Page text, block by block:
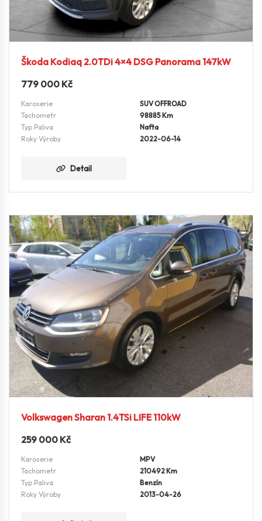
Škoda Kodiaq 2.0TDi 4×4 DSG Panorama 147kW
779 000 Kč
Karoserie
SUV OFFROAD
Tachometr
98885 Km
Typ Paliva
Nafta
Roky Výroby
2022-06-14
Detail
Volkswagen Sharan 1.4TSi LIFE 110kW
259 000 Kč
Karoserie
MPV
Tachometr
210492 Km
Typ Paliva
Benzín
Roky Výroby
2013-04-26